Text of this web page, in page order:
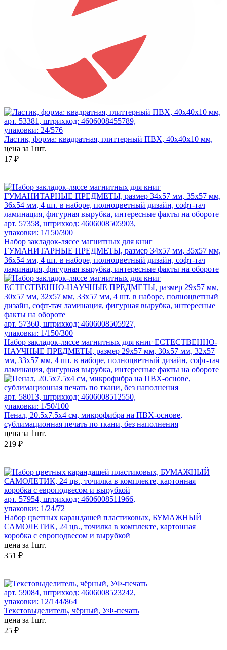
арт. 53381, штрихкод: 4606008455789,
упаковки: 24/576
Ластик, форма: квадратная, глиттерный ПВХ, 40x40x10 мм,
цена за 1шт.
17 ₽
арт. 57358, штрихкод: 4606008505903,
упаковки: 1/150/300
Набор закладок-ляссе магнитных для книг
ГУМАНИТАРНЫЕ ПРЕДМЕТЫ, размер 34x57 мм, 35x57 мм,
36x54 мм, 4 шт. в наборе, полноцветный дизайн, софт-тач
ламинация, фигурная вырубка, интересные факты на обороте
арт. 57360, штрихкод: 4606008505927,
упаковки: 1/150/300
Набор закладок-ляссе магнитных для книг ЕСТЕСТВЕННО-
НАУЧНЫЕ ПРЕДМЕТЫ, размер 29x57 мм, 30x57 мм, 32x57
мм, 33x57 мм, 4 шт. в наборе, полноцветный дизайн, софт-тач
ламинация, фигурная вырубка, интересные факты на обороте
арт. 58013, штрихкод: 4606008512550,
упаковки: 1/50/100
Пенал, 20.5х7.5х4 см, микрофибра на ПВХ-основе,
сублимационная печать по ткани, без наполнения
цена за 1шт.
219 ₽
арт. 57954, штрихкод: 4606008511966,
упаковки: 1/24/72
Набор цветных карандашей пластиковых, БУМАЖНЫЙ
САМОЛЕТИК, 24 цв., точилка в комплекте, картонная
коробка с европодвесом и вырубкой
цена за 1шт.
351 ₽
арт. 59084, штрихкод: 4606008523242,
упаковки: 12/144/864
Текстовыделитель, чёрный, УФ-печать
цена за 1шт.
25 ₽